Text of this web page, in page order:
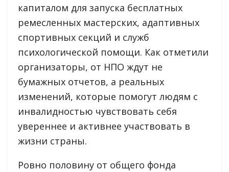
капиталом для запуска бесплатных
ремесленных мастерских, адаптивных
спортивных секций и служб
психологической помощи. Как отметили
организаторы, от НПО ждут не
бумажных отчетов, а реальных
изменений, которые помогут людям с
инвалидностью чувствовать себя
увереннее и активнее участвовать в
жизни страны.
Ровно половину от общего фонда